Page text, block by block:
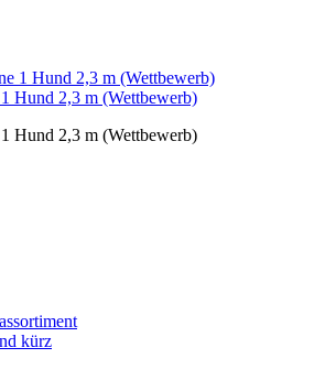
Hund 2,3 m (Wettbewerb)
Hund 2,3 m (Wettbewerb)
kürz